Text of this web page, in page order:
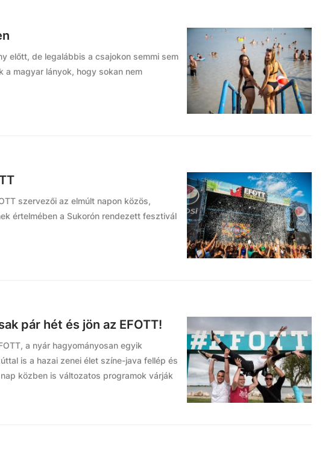
előtt, de legalábbis a csajokon semmi sem
magyar lányok, hogy sokan nem
szervezői az elmúlt napon közös,
értelmében a Sukorón rendezett fesztivál
pár hét és jön az EFOTT!
a nyár hagyományosan egyik
is a hazai zenei élet színe-java fellép és
közben is változatos programok várják